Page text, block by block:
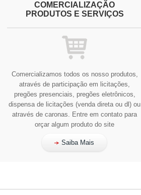
COMERCIALIZAÇÃO
PRODUTOS E SERVIÇOS
Comercializamos todos os nosso produtos,
através de participação em licitações,
pregões presenciais, pregões eletrônicos,
dispensa de licitações (venda direta ou dl) ou
através de caronas. Entre em contato para
orçar algum produto do site
Saiba Mais